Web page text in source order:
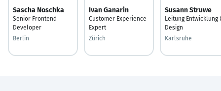
Sascha Noschka
Senior Frontend
Developer
Berlin
Ivan Ganarin
Customer Experience
Expert
Zürich
Susann Struwe
Leitung Entwicklung
Design
Karlsruhe